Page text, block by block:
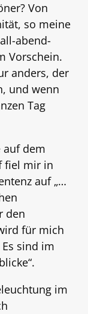
Von
so meine
abend-
Vorschein.
anders, der
und wenn
Tag
auf dem
fiel mir in
auf „…
den
für mich
sind im
im